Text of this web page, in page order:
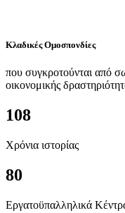
Κλαδικές Ομοσπονδίες
που συγκροτούνται από
οικονομικής
108
Χρόνια ιστορίας
80
Εργατοϋπαλληλικά